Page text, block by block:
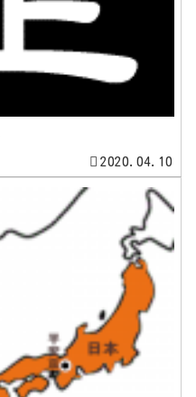
2020.04.10